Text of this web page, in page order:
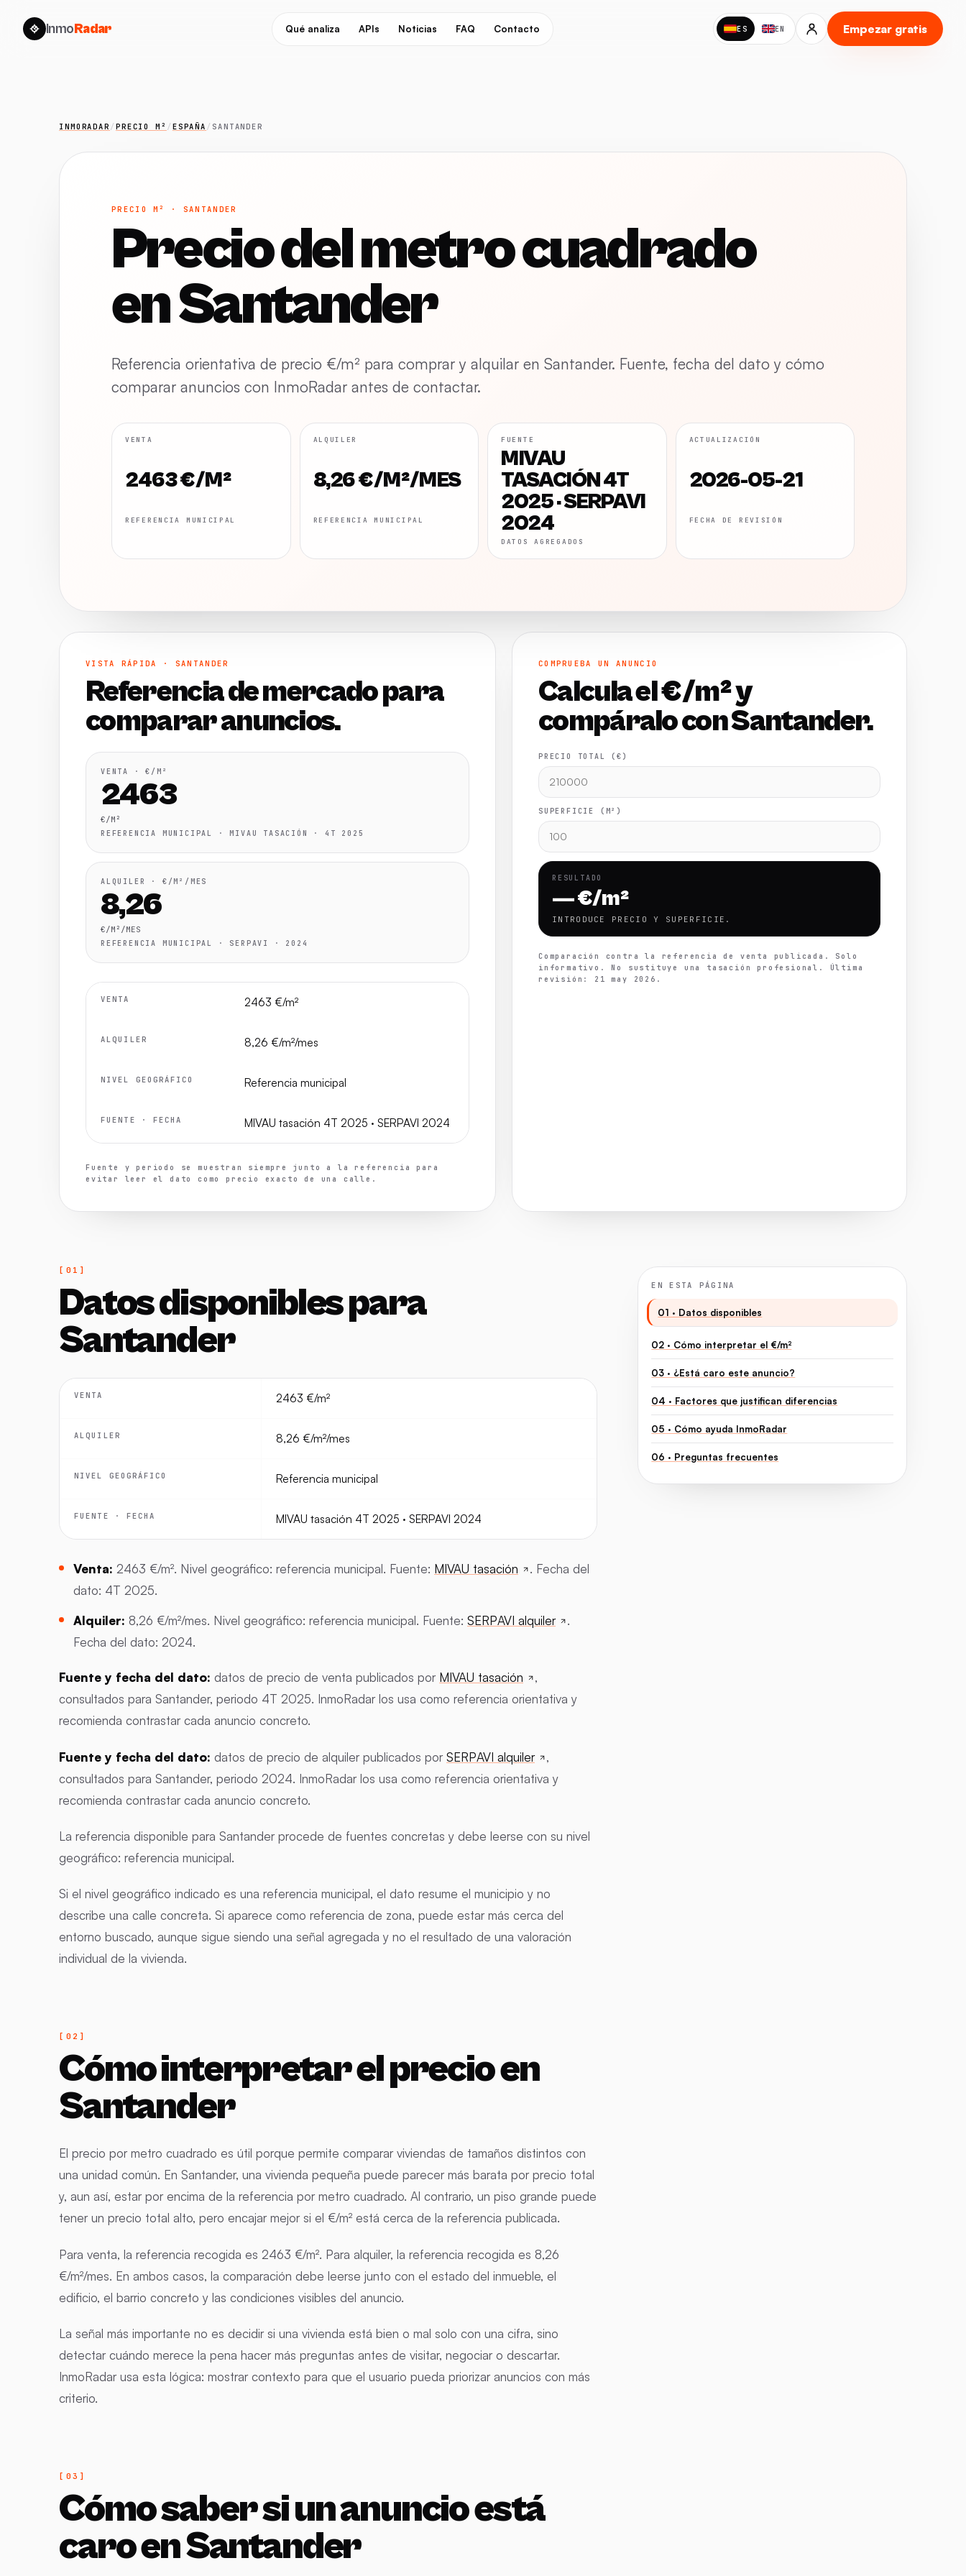
InmoRadar Qué analiza APIs Noticias FAQ Contacto ES EN Empezar gratis
INMORADAR / PRECIO M² / ESPAÑA / SANTANDER
PRECIO M² · SANTANDER
Precio del metro cuadrado
en Santander
Referencia orientativa de precio €/m² para comprar y alquilar en Santander. Fuente, fecha del dato y cómo
comparar anuncios con InmoRadar antes de contactar.
VENTA
2463 €/M²
REFERENCIA MUNICIPAL
ALQUILER
8,26 €/M²/MES
REFERENCIA MUNICIPAL
FUENTE
MIVAU
TASACIÓN 4T
2025 · SERPAVI
2024
DATOS AGREGADOS
ACTUALIZACIÓN
2026-05-21
FECHA DE REVISIÓN
VISTA RÁPIDA · SANTANDER
Referencia de mercado para
comparar anuncios.
VENTA · €/M²
2463
€/M²
REFERENCIA MUNICIPAL · MIVAU TASACIÓN · 4T 2025
ALQUILER · €/M²/MES
8,26
€/M²/MES
REFERENCIA MUNICIPAL · SERPAVI · 2024
VENTA 2463 €/m²
ALQUILER 8,26 €/m²/mes
NIVEL GEOGRÁFICO Referencia municipal
FUENTE · FECHA MIVAU tasación 4T 2025 · SERPAVI 2024
Fuente y periodo se muestran siempre junto a la referencia para
evitar leer el dato como precio exacto de una calle.
COMPRUEBA UN ANUNCIO
Calcula el €/m² y
compáralo con Santander.
PRECIO TOTAL (€)
SUPERFICIE (M²)
RESULTADO
— €/m²
INTRODUCE PRECIO Y SUPERFICIE.
Comparación contra la referencia de venta publicada. Solo
informativo. No sustituye una tasación profesional. Última
revisión: 21 may 2026.
EN ESTA PÁGINA
01 · Datos disponibles
02 · Cómo interpretar el €/m²
03 · ¿Está caro este anuncio?
04 · Factores que justifican diferencias
05 · Cómo ayuda InmoRadar
06 · Preguntas frecuentes
Datos disponibles para
Santander
VENTA 2463 €/m²
ALQUILER 8,26 €/m²/mes
NIVEL GEOGRÁFICO Referencia municipal
FUENTE · FECHA MIVAU tasación 4T 2025 · SERPAVI 2024
Venta: 2463 €/m². Nivel geográfico: referencia municipal. Fuente: MIVAU tasación
. Fecha del
dato: 4T 2025.
Alquiler: 8,26 €/m²/mes. Nivel geográfico: referencia municipal. Fuente: SERPAVI alquiler
.
Fecha del dato: 2024.
Fuente y fecha del dato: datos de precio de venta publicados por MIVAU tasación
,
consultados para Santander, periodo 4T 2025. InmoRadar los usa como referencia orientativa y
recomienda contrastar cada anuncio concreto.
Fuente y fecha del dato: datos de precio de alquiler publicados porSERPAVI alquiler
,
consultados para Santander, periodo 2024. InmoRadar los usa como referencia orientativa y
recomienda contrastar cada anuncio concreto.
La referencia disponible para Santander procede de fuentes concretas y debe leerse con su nivel
geográfico: referencia municipal.
Si el nivel geográfico indicado es una referencia municipal, el dato resume el municipio y no
describe una calle concreta. Si aparece como referencia de zona, puede estar más cerca del
entorno buscado, aunque sigue siendo una señal agregada y no el resultado de una valoración
individual de la vivienda.
Cómo interpretar el precio en
Santander
El precio por metro cuadrado es útil porque permite comparar viviendas de tamaños distintos con
una unidad común. En Santander, una vivienda pequeña puede parecer más barata por precio total
y, aun así, estar por encima de la referencia por metro cuadrado. Al contrario, un piso grande puede
tener un precio total alto, pero encajar mejor si el €/m² está cerca de la referencia publicada.
Para venta, la referencia recogida es 2463 €/m². Para alquiler, la referencia recogida es 8,26
€/m²/mes. En ambos casos, la comparación debe leerse junto con el estado del inmueble, el
edificio, el barrio concreto y las condiciones visibles del anuncio.
La señal más importante no es decidir si una vivienda está bien o mal solo con una cifra, sino
detectar cuándo merece la pena hacer más preguntas antes de visitar, negociar o descartar.
InmoRadar usa esta lógica: mostrar contexto para que el usuario pueda priorizar anuncios con más
criterio.
Cómo saber si un anuncio está
caro en Santander